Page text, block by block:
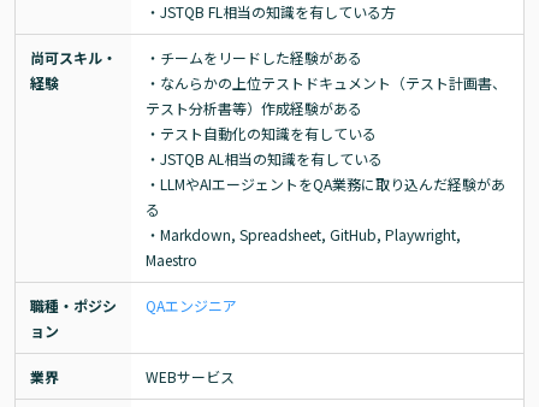
・JSTQB FL相当の知識を有している方
尚可スキル・
経験
・チームをリードした経験がある
・なんらかの上位テストドキュメント（テスト計画書、
テスト分析書等）作成経験がある
・テスト自動化の知識を有している
・JSTQB AL相当の知識を有している
・LLMやAIエージェントをQA業務に取り込んだ経験があ
る
・Markdown, Spreadsheet, GitHub, Playwright,
Maestro
職種・ポジシ
ョン
QAエンジニア
業界 WEBサービス